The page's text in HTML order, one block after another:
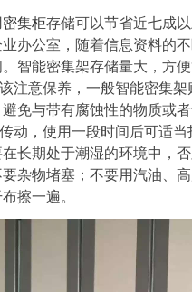
密集柜存储可以节省近七成
办公室，随着信息资料的
智能密集架存储量大，方
意保养，一般智能密集架
免与带有腐蚀性的物质或者
，使用一段时间后可适当
长期处于潮湿的环境中，
杂物堵塞；不要用汽油、
擦一遍。